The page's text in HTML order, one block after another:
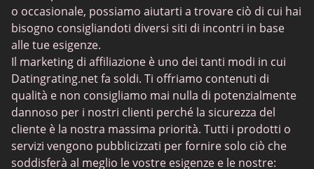
Incontri trans
Siti di incontri per anziani - Scelta di piattaforme con
interfacce semplici
MyLOL
Incontri gay
Incontri lesbici
Siti di incontri neri
o occasionale, possiamo aiutarti a trovare ciò di cui hai
bisogno consigliandoti diversi siti di incontri in base
alle tue esigenze.
Il marketing di affiliazione è uno dei tanti modi in cui
Datingrating.net fa soldi. Ti offriamo contenuti di
qualità e non consigliamo mai nulla di potenzialmente
dannoso per i nostri clienti perché la sicurezza del
cliente è la nostra massima priorità. Tutti i prodotti o
servizi vengono pubblicizzati per fornire solo ciò che
soddisferà al meglio le vostre esigenze e le nostre: